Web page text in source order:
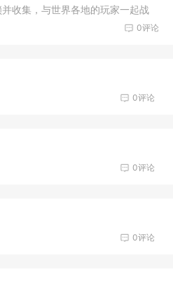
收集，与世界各地的玩家一起战
0评论
0评论
0评论
0评论